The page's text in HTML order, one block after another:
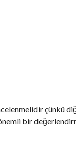
çünkü
bir